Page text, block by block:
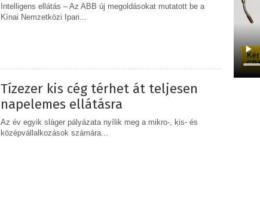
Intelligens ellátás – Az ABB új megoldásokat mutatott be a
Kínai Nemzetközi Ipari...
Tízezer kis cég térhet át teljesen
napelemes ellátásra
Az év egyik sláger pályázata nyílik meg a mikro-, kis- és
középvállalkozások számára...